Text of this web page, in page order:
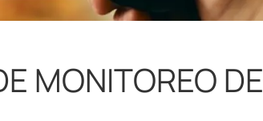
MONITOREO DE